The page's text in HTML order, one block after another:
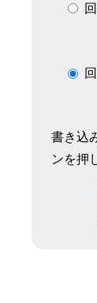
書き込
ンを押